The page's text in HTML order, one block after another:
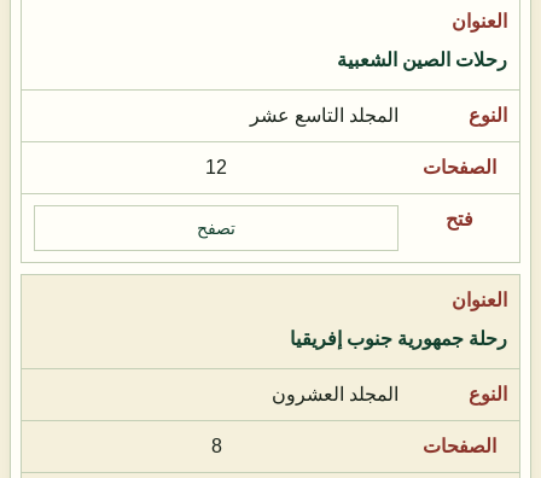
رحلات الصين الشعبية
المجلد التاسع عشر
12
تصفح
رحلة جمهورية جنوب إفريقيا
المجلد العشرون
8